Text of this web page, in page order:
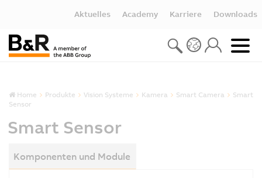
Aktuelles Academy Karriere Downloads
Home Produkte Vision Systeme Kamera Smart Camera
Smart
Sensor
Smart Sensor
Komponenten und Module